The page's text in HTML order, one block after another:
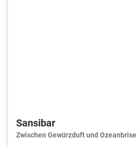
Sansibar
Zwischen Gewürzduft und Ozeanbrise